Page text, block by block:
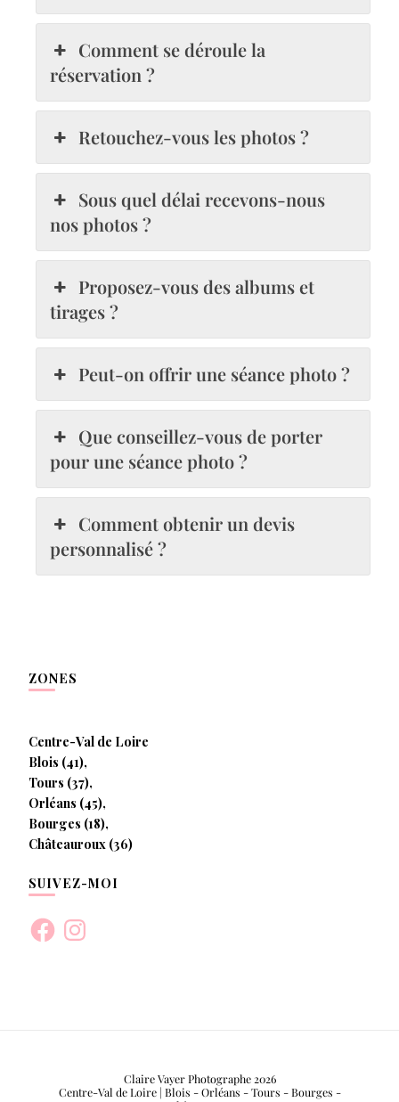
Comment se déroule la
réservation ?
Retouchez-vous les photos ?
Sous quel délai recevons-nous
nos photos ?
Proposez-vous des albums et
tirages ?
Peut-on offrir une séance photo ?
Que conseillez-vous de porter
pour une séance photo ?
Comment obtenir un devis
personnalisé ?
ZONES
Centre-Val de Loire
Blois (41),
Tours (37),
Orléans (45),
Bourges (18),
Châteauroux (36)
SUIVEZ-MOI
FacebookInstagram
Claire Vayer Photographe 2026
Centre-Val de Loire | Blois - Orléans - Tours - Bourges -